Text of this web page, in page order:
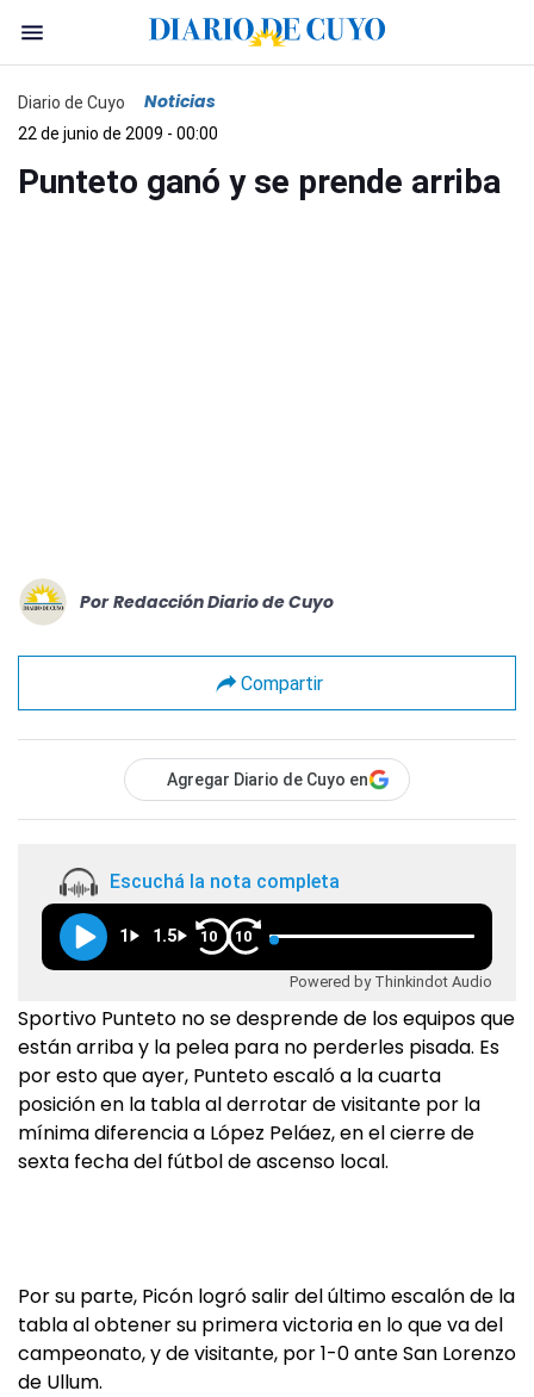
Diario de Cuyo Noticias
22 de junio de 2009 - 00:00
Punteto ganó y se prende arriba
Por Redacción Diario de Cuyo
Compartir
Agregar Diario de Cuyo en
Escuchá la nota completa
1 1.5 10 10
Powered by Thinkindot Audio
Sportivo Punteto no se desprende de los equipos que
están arriba y la pelea para no perderles pisada. Es
por esto que ayer, Punteto escaló a la cuarta
posición en la tabla al derrotar de visitante por la
mínima diferencia a López Peláez, en el cierre de
sexta fecha del fútbol de ascenso local.
Por su parte, Picón logró salir del último escalón de la
tabla al obtener su primera victoria en lo que va del
campeonato, y de visitante, por 1-0 ante San Lorenzo
de Ullum.